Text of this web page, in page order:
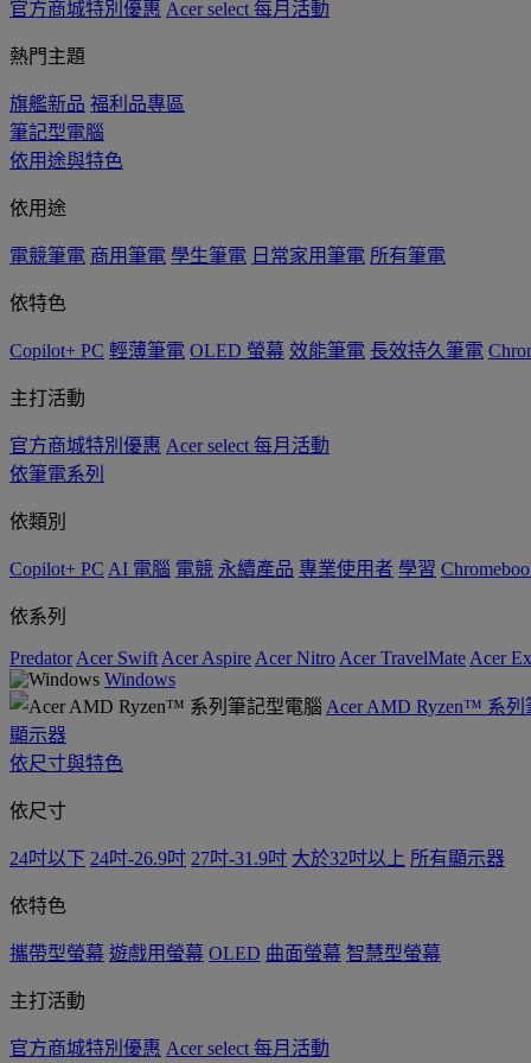
官方商城特別優惠 Acer select 每月活動
熱門主題
旗艦新品 福利品專區
筆記型電腦
依用途與特色
依用途
電競筆電 商用筆電 學生筆電 日常家用筆電 所有筆電
依特色
Copilot+ PC 輕薄筆電 OLED 螢幕 效能筆電 長效持久筆電
主打活動
官方商城特別優惠 Acer select 每月活動
依筆電系列
依類別
Copilot+ PC AI 電腦 電競 永續產品 專業使用者 學習
依系列
Predator Acer Swift Acer Aspire Acer Nitro Acer TravelMate Acer
Windows
Acer AMD Ryzen™ 系列
顯示器
依尺寸與特色
依尺寸
24吋以下 24吋-26.9吋 27吋-31.9吋 大於32吋以上 所有顯示器
依特色
攜帶型螢幕 遊戲用螢幕 OLED 曲面螢幕 智慧型螢幕
主打活動
官方商城特別優惠 Acer select 每月活動